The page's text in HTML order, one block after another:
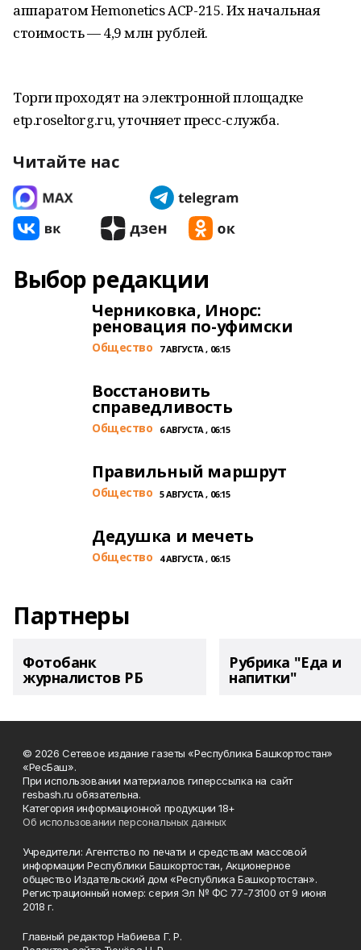
аппаратом Hemonetics ACP-215. Их начальная
стоимость — 4,9 млн рублей.
Торги проходят на электронной площадке
etp.roseltorg.ru, уточняет пресс-служба.
Читайте нас
Выбор редакции
Черниковка, Инорс:
реновация по-уфимски
Общество 7 АВГУСТА , 06:15
Восстановить
справедливость
Общество 6 АВГУСТА , 06:15
Правильный маршрут
Общество 5 АВГУСТА , 06:15
Дедушка и мечеть
Общество 4 АВГУСТА , 06:15
Партнеры
Фотобанк
журналистов РБ
Рубрика "Еда и
напитки"
© 2026 Сетевое издание газеты «Республика Башкортостан»
«РесБаш».
При использовании материалов гиперссылка на сайт
resbash.ru обязательна.
Категория информационной продукции 18+
Об использовании персональных данных
Учредители: Агентство по печати и средствам массовой
информации Республики Башкортостан, Акционерное
общество Издательский дом «Республика Башкортостан».
Регистрационный номер: серия Эл № ФС 77-73100 от 9 июня
2018 г.
Главный редактор Набиева Г. Р.